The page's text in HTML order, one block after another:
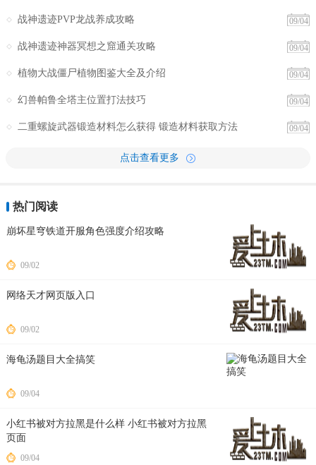
09/04
战神遗迹PVP龙战养成攻略
09/04
战神遗迹神器冥想之窟通关攻略
09/04
植物大战僵尸植物图鉴大全及介绍
09/04
幻兽帕鲁全塔主位置打法技巧
09/04
二重螺旋武器锻造材料怎么获得 锻造材料获取方法
点击查看更多
热门阅读
崩坏星穹铁道开服角色强度介绍攻略
09/02
网络天才网页版入口
09/02
海龟汤题目大全搞笑
09/04
小红书被对方拉黑是什么样 小红书被对方拉黑
页面
09/04